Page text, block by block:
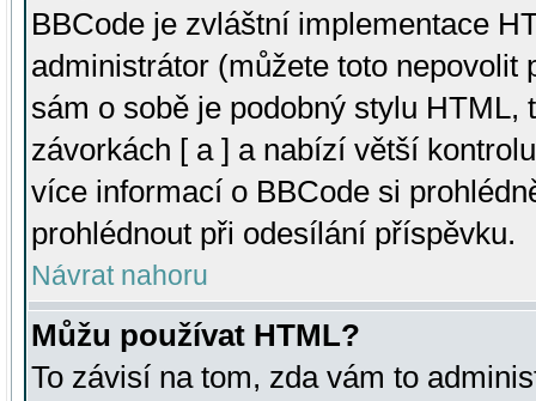
BBCode je zvláštní implementace
administrátor (můžete toto
sám o sobě je podobný stylu HTML,
závorkách [ a ] a nabízí větší
více informací o BBCode si
prohlédnout při odesílání příspěvku.
Návrat nahoru
Můžu používat HTML?
To závisí na tom, zda vám to